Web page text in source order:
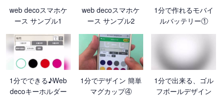
web decoスマホケ
ース サンプル1
web decoスマホケ
ース サンプル2
1分で作れるモバイ
ルバッテリー①
1分でできる♪Web
decoキーホルダー
1分でデザイン 簡単
マグカップ④
1分で出来る、ゴル
フボールデザイン